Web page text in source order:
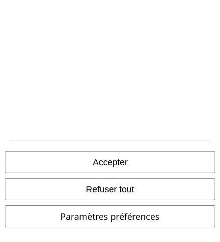
Accepter
Refuser tout
Paramètres préférences